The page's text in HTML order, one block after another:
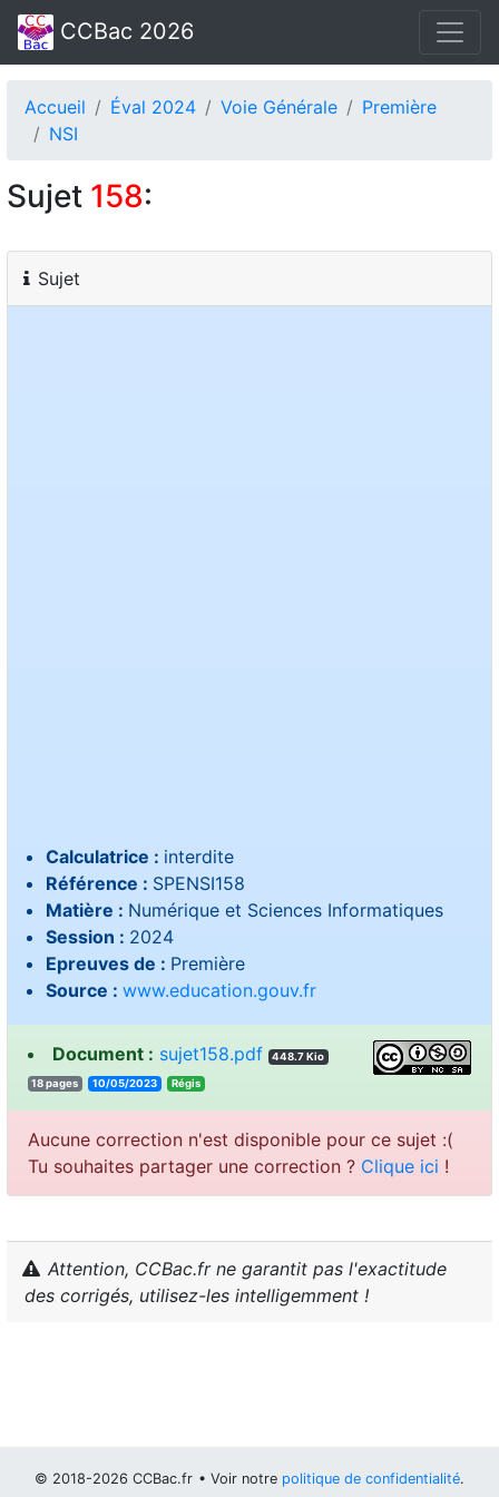
CCBac 2026
Accueil Éval 2024 Voie Générale
Première
NSI
Sujet 158:
Sujet
Calculatrice : interdite
Référence : SPENSI158
Matière : Numérique et Sciences Informatiques
Session : 2024
Epreuves de : Première
Source : www.education.gouv.fr
Document : sujet158.pdf 448.7 Kio
18 pages 10/05/2023 sigéR
Aucune correction n'est disponible pour ce sujet :(
Tu souhaites partager une correction ? Clique ici !
Attention, CCBac.fr ne garantit pas l'exactitude
des corrigés, utilisez-les intelligemment !
© 2018-2026 CCBac.fr • Voir notre politique de confidentialité.